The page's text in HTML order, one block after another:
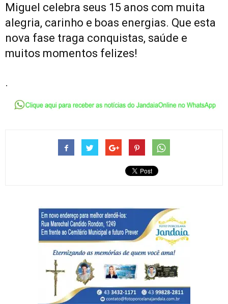
Miguel celebra seus 15 anos com muita
alegria, carinho e boas energias. Que esta
nova fase traga conquistas, saúde e
muitos momentos felizes!
.